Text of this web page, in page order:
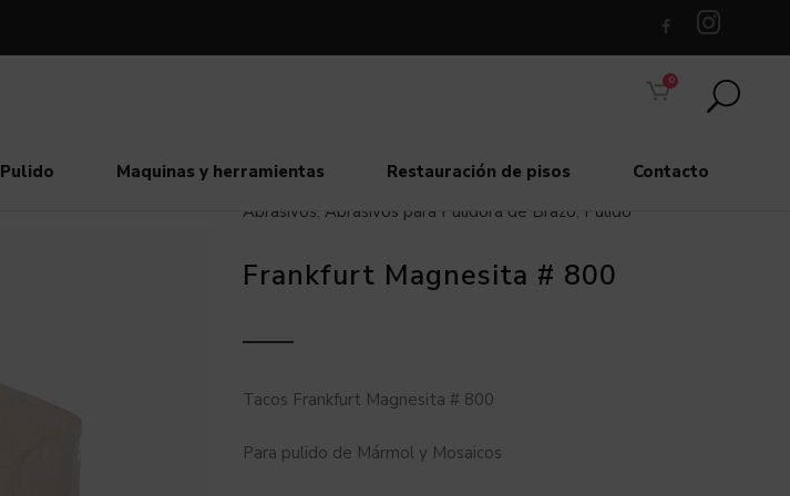
0
Pulido Maquinas y herramientas Restauración de pisos
Contacto
Abrasivos, Abrasivos para Pulidora de Brazo, Pulido
Frankfurt Magnesita # 800
Tacos Frankfurt Magnesita # 800
Para pulido de Mármol y Mosaicos